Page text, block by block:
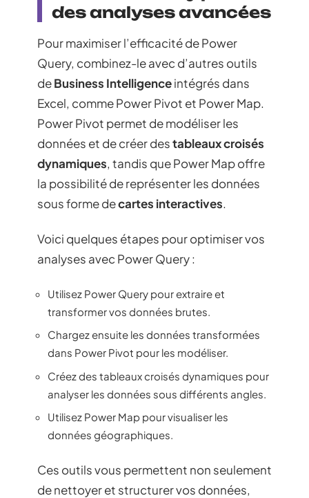
des analyses avancées
Pour maximiser l’efficacité de Power
Query, combinez-le avec d’autres outils
deBusiness Intelligenceintégrés dans
Excel, comme Power Pivot et Power Map.
Power Pivot permet de modéliser les
données et de créer destableaux croisés
dynamiques, tandis que Power Map offre
la possibilité de représenter les données
sous forme decartes interactives.
Voici quelques étapes pour optimiser vos
analyses avec Power Query :
Utilisez Power Query pour extraire et
transformer vos données brutes.
Chargez ensuite les données transformées
dans Power Pivot pour les modéliser.
Créez des tableaux croisés dynamiques pour
analyser les données sous différents angles.
Utilisez Power Map pour visualiser les
données géographiques.
Ces outils vous permettent non seulement
de nettoyer et structurer vos données,